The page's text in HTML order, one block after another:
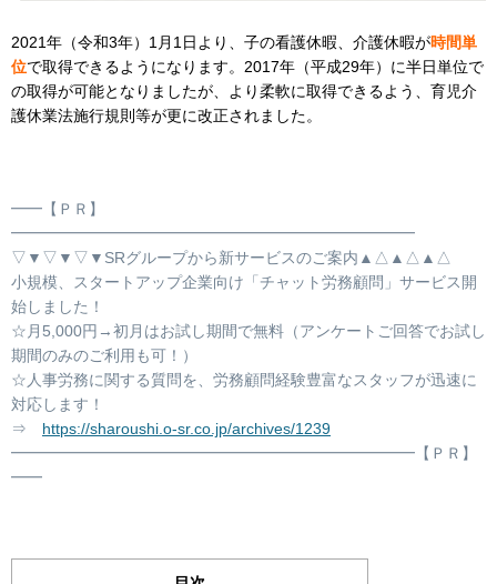
2021年（令和3年）1月1日より、子の看護休暇、介護休暇が時間単
位で取得できるようになります。2017年（平成29年）に半日単位で
の取得が可能となりましたが、より柔軟に取得できるよう、育児介
護休業法施行規則等が更に改正されました。
━━【ＰＲ】
━━━━━━━━━━━━━━━━━━━━━━━━━━
▽▼▽▼▽▼SRグループから新サービスのご案内▲△▲△▲△
小規模、スタートアップ企業向け「チャット労務顧問」サービス開
始しました！
☆月5,000円→初月はお試し期間で無料（アンケートご回答でお試し
期間のみのご利用も可！）
☆人事労務に関する質問を、労務顧問経験豊富なスタッフが迅速に
対応します！
⇒ https://sharoushi.o-sr.co.jp/archives/1239
━━━━━━━━━━━━━━━━━━━━━━━━━━【ＰＲ】
━━